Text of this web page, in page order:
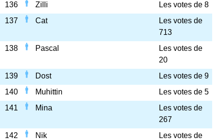
136
Zilli
Les votes de 8
137
Cat
Les votes de
713
138
Pascal
Les votes de
20
139
Dost
Les votes de 9
140
Muhittin
Les votes de 5
141
Mina
Les votes de
267
142
Nik
Les votes de